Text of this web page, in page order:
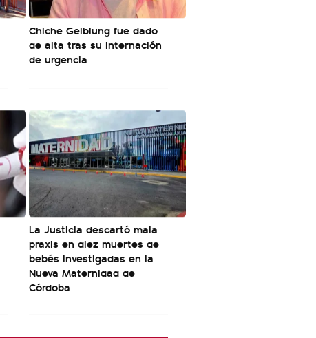
Chiche Gelblung fue dado
de alta tras su internación
de urgencia
La Justicia descartó mala
praxis en diez muertes de
bebés investigadas en la
Nueva Maternidad de
Córdoba